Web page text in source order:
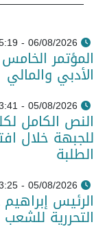
06/08/2026 - 15:19
المؤتمر
الأدبي والمالي
05/08/2026 - 23:41
النص الكامل
للجبهة خلال
الطلبة
05/08/2026 - 23:25
الرئيس
التحررية